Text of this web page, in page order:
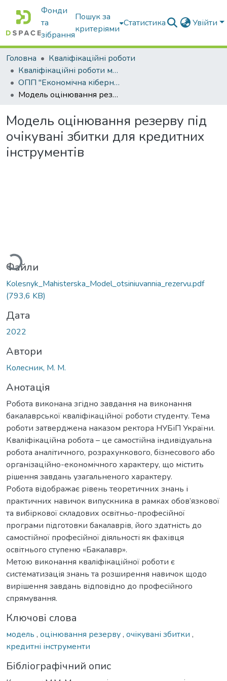
Фонди
та
зібрання
Пошук за
критеріями
Статистика Увійти
Головна
Кваліфікаційні роботи
Кваліфікаційні роботи магістрів
ОПП "Економічна кібернетика"
Модель оцінювання резерву під очікувані збитки для кредитних інструментів
Модель оцінювання резерву під
очікувані збитки для кредитних
інструментів
Файли
Kolesnyk_Мahisterska_Model_otsiniuvannia_rezervu.pdf
(793,6 KB)
Дата
2022
Автори
Колесник, М. М.
Анотація
Робота виконана згідно завдання на виконання
бакалаврської кваліфікаційної роботи студенту. Тема
роботи затверджена наказом ректора НУБіП України.
Кваліфікаційна робота – це самостійна індивідуальна
робота аналітичного, розрахункового, бізнесового або
організаційно-економічного характеру, що містить
рішення завдань узагальненого характеру.
Робота відображає рівень теоретичних знань і
практичних навичок випускника в рамках обов’язкової
та вибіркової складових освітньо-професійної
програми підготовки бакалаврів, його здатність до
самостійної професійної діяльності як фахівця
освітнього ступеню «Бакалавр».
Метою виконання кваліфікаційної роботи є
систематизація знань та розширення навичок щодо
вирішення завдань відповідно до професійного
спрямування.
Ключові слова
модель , оцінювання резерву, очікувані збитки ,
кредитні інструменти
Бібліографічний опис